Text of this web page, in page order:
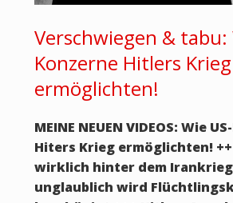
Verschwiegen & tabu:
Konzerne Hitlers Krieg
ermöglichten!
MEINE NEUEN VIDEOS: Wie
Hiters Krieg ermöglichten!
wirklich hinter dem
unglaublich wird